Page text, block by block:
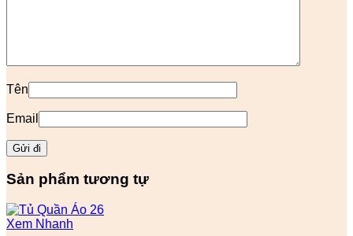
Tên
Email
Sản phẩm tương tự
Xem Nhanh